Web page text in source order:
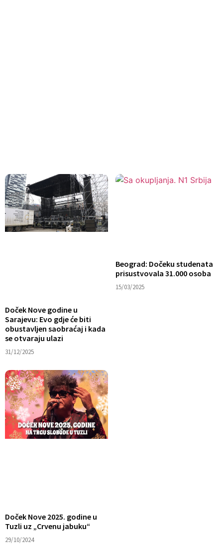
Doček Nove godine u
Sarajevu: Evo gdje će biti
obustavljen saobraćaj i kada
se otvaraju ulazi
31/12/2025
Beograd: Dočeku studenata
prisustvovala 31.000 osoba
15/03/2025
Doček Nove 2025. godine u
Tuzli uz „Crvenu jabuku“
29/10/2024